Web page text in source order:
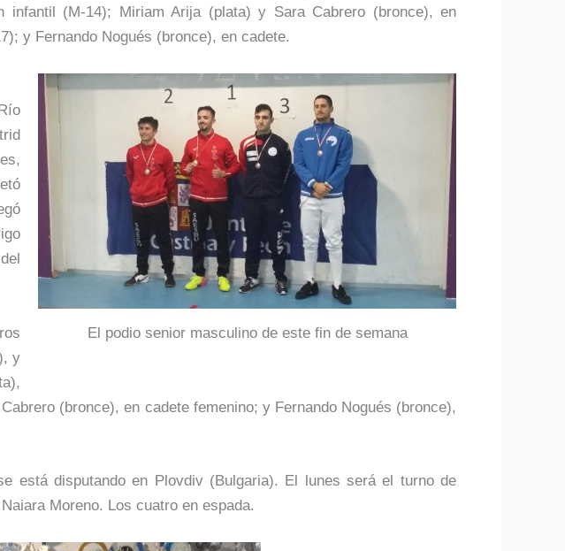
infantil (M-14); Miriam Arija (plata) y Sara Cabrero (bronce), en
y Fernando Nogués (bronce), en cadete.
El podio senior masculino de este fin de semana
y
(bronce), en cadete femenino; y Fernando Nogués (bronce),
está disputando en Plovdiv (Bulgaria). El lunes será el turno de
Moreno. Los cuatro en espada.